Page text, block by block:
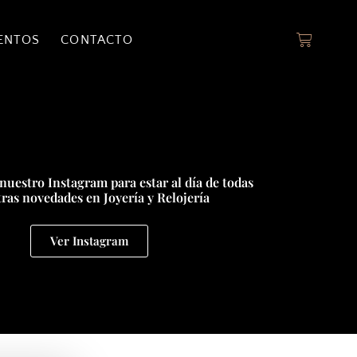
CONTACTO
Instagram para estar al día de todas
novedades en Joyería y Relojería
Ver Instagram